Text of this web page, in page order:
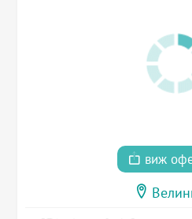
виж